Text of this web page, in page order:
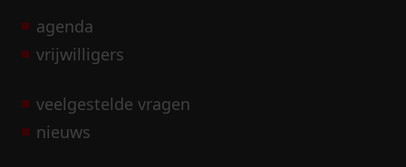
agenda
vrijwilligers
veelgestelde vragen
nieuws